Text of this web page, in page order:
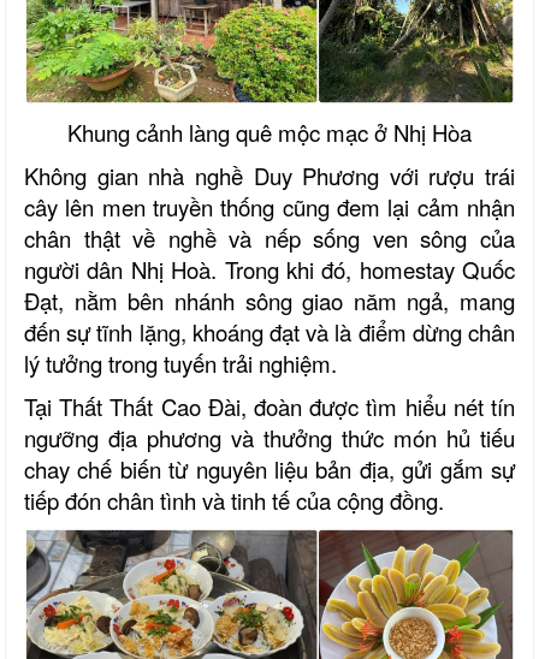
Khung cảnh làng quê mộc mạc ở Nhị Hòa
Không gian nhà nghề Duy Phương với rượu trái
cây lên men truyền thống cũng đem lại cảm nhận
chân thật về nghề và nếp sống ven sông của
người dân Nhị Hoà. Trong khi đó, homestay Quốc
Đạt, nằm bên nhánh sông giao năm ngả, mang
đến sự tĩnh lặng, khoáng đạt và là điểm dừng chân
lý tưởng trong tuyến trải nghiệm.
Tại Thất Thất Cao Đài, đoàn được tìm hiểu nét tín
ngưỡng địa phương và thưởng thức món hủ tiếu
chay chế biến từ nguyên liệu bản địa, gửi gắm sự
tiếp đón chân tình và tinh tế của cộng đồng.